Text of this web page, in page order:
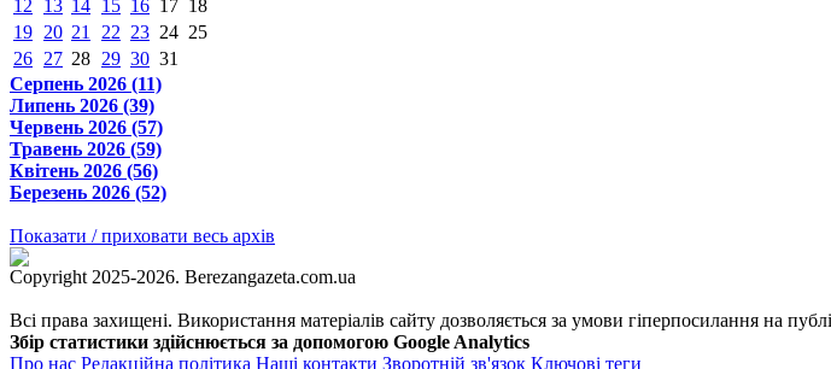
12
13 14 15 16 17 18
19 20 21 22 23 24 25
26 27 28 29 30 31
Серпень 2026 (11)
Липень 2026 (39)
Червень 2026 (57)
Травень 2026 (59)
Квітень 2026 (56)
Березень 2026 (52)
Показати / приховати весь архів
Copyright 2025-2026. Berezangazeta.com.ua
Всі права захищені. Використання матеріалів сайту дозволяється за умови гіперпосилання на
Збір статистики здійснюється за допомогою Google Analytics
Про нас Редакційна політика Наші контакти Зворотній зв'язок Ключові теги